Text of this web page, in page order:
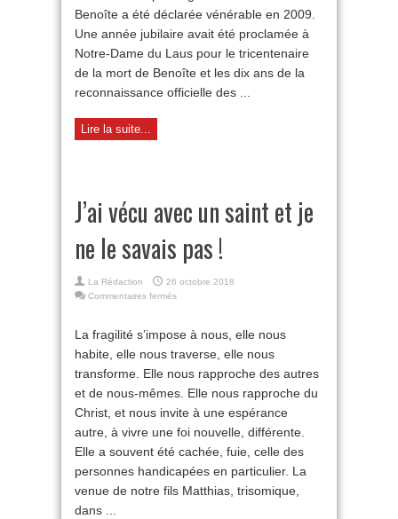
Benoîte a été déclarée vénérable en 2009.
Une année jubilaire avait été proclamée à
Notre-Dame du Laus pour le tricentenaire
de la mort de Benoîte et les dix ans de la
reconnaissance officielle des ...
Lire la suite...
J’ai vécu avec un saint et je
ne le savais pas !
La Rédaction
26 octobre 2018
Commentaires ferméssur
avec
un
et
je
ne
savais
pas
La fragilité s’impose à nous, elle nous
habite, elle nous traverse, elle nous
transforme. Elle nous rapproche des autres
et de nous-mêmes. Elle nous rapproche du
Christ, et nous invite à une espérance
autre, à vivre une foi nouvelle, différente.
Elle a souvent été cachée, fuie, celle des
personnes handicapées en particulier. La
venue de notre fils Matthias, trisomique,
dans ...